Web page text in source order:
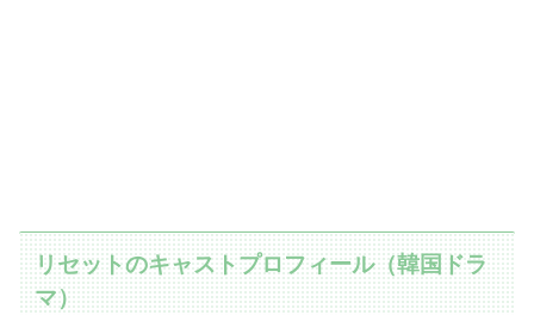
リセットのキャストプロフィール（韓国ドラ
マ）